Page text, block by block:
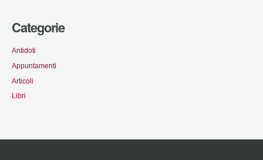
Categorie
Antidoti
Appuntamenti
Articoli
Libri